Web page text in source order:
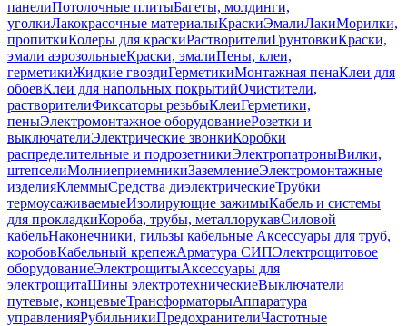
панелиПотолочные плитыБагеты, молдинги,
уголкиЛакокрасочные материалыКраскиЭмалиЛакиМорилки,
пропиткиКолеры для краскиРастворителиГрунтовкиКраски,
эмали аэрозольныеКраски, эмалиПены, клеи,
герметикиЖидкие гвоздиГерметикиМонтажная пенаКлеи для
обоевКлеи для напольных покрытийОчистители,
растворителиФиксаторы резьбыКлеиГерметики,
пеныЭлектромонтажное оборудованиеРозетки и
выключателиЭлектрические звонкиКоробки
распределительные и подрозетникиЭлектропатроныВилки,
штепселиМолниеприемникиЗаземлениеЭлектромонтажные
изделияКлеммыСредства диэлектрическиеТрубки
термоусаживаемыеИзолирующие зажимыКабель и системы
для прокладкиКороба, трубы, металлорукавСиловой
кабельНаконечники, гильзы кабельные Аксессуары для труб,
коробовКабельный крепежАрматура СИПЭлектрощитовое
оборудованиеЭлектрощитыАксессуары для
электрощитаШины электротехническиеВыключатели
путевые, концевыеТрансформаторыАппаратура
управленияРубильникиПредохранителиЧастотные